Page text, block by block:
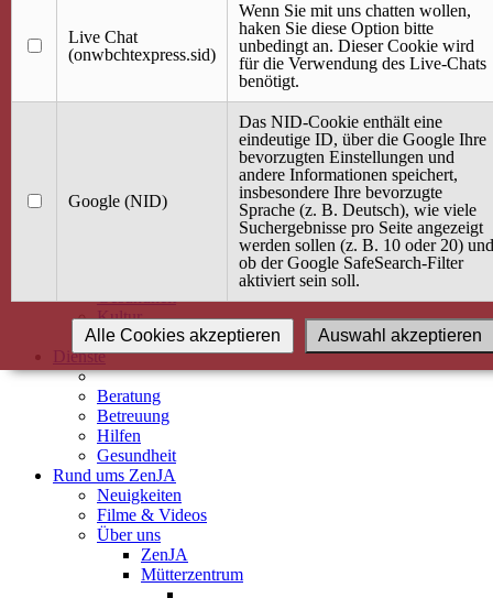
Terminkalender
Gemeinsam aktiv
Gemeinsam unterwegs
wirFAIRändern
Angebot / Kurs suchen
Babybauch & Elternschaft
Gesundheit
Kultur
Alle Kurse
Dienste
Beratung
Betreuung
Hilfen
Gesundheit
Rund ums ZenJA
Neuigkeiten
Filme & Videos
Über uns
ZenJA
Mütterzentrum
Live Chat
(onwbchtexpress.sid)
Wenn Sie mit uns chatten wollen,
haken Sie diese Option bitte
unbedingt an. Dieser Cookie wird
für die Verwendung des Live-Chats
benötigt.
Google (NID)
Das NID-Cookie enthält eine
eindeutige ID, über die Google Ihre
bevorzugten Einstellungen und
andere Informationen speichert,
insbesondere Ihre bevorzugte
Sprache (z. B. Deutsch), wie viele
Suchergebnisse pro Seite angezeigt
werden sollen (z. B. 10 oder 20) und
ob der Google SafeSearch-Filter
aktiviert sein soll.
Auswahl akzeptieren
Alle Cookies akzeptieren